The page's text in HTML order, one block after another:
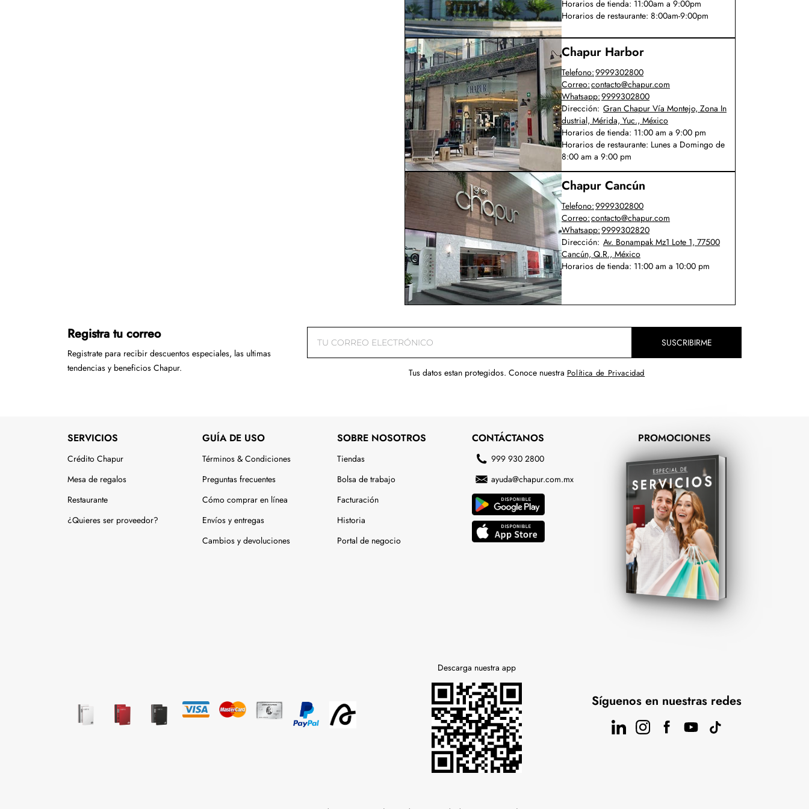
Horarios de tienda: 11:00am a 9:00pm
Horarios de restaurante: 8:00am-9:00pm
Chapur Harbor
Telefono:9999302800
Correo:contacto@chapur.com
Whatsapp:9999302800
Dirección: Gran Chapur Vía Montejo, Zona In
dustrial, Mérida, Yuc., México
Horarios de tienda: 11:00 am a 9:00 pm
Horarios de restaurante: Lunes a Domingo de
8:00 am a 9:00 pm
Chapur Cancún
Telefono:9999302800
Correo:contacto@chapur.com
Whatsapp:9999302820
Dirección: Av. Bonampak Mz1 Lote 1, 77500
Cancún, Q.R., México
Horarios de tienda: 11:00 am a 10:00 pm
Registra tu correo
Registrate para recibir descuentos especiales, las ultimas
tendencias y beneficios Chapur.
SUSCRIBIRME
Tus datos estan protegidos. Conoce nuestra Política de Privacidad
SERVICIOS
Crédito Chapur
Mesa de regalos
Restaurante
¿Quieres ser proveedor?
GUÍA DE USO
Términos & Condiciones
Preguntas frecuentes
Cómo comprar en línea
Envíos y entregas
Cambios y devoluciones
SOBRE NOSOTROS
Tiendas
Bolsa de trabajo
Facturación
Historia
Portal de negocio
CONTÁCTANOS
999 930 2800
ayuda@chapur.com.mx
PROMOCIONES
Descarga nuestra app
Síguenos en nuestras redes